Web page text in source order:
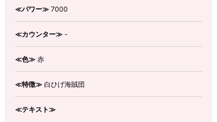
≪パワー≫ 7000
≪カウンター≫ -
≪色≫ 赤
≪特徴≫ 白ひげ海賊団
≪テキスト≫